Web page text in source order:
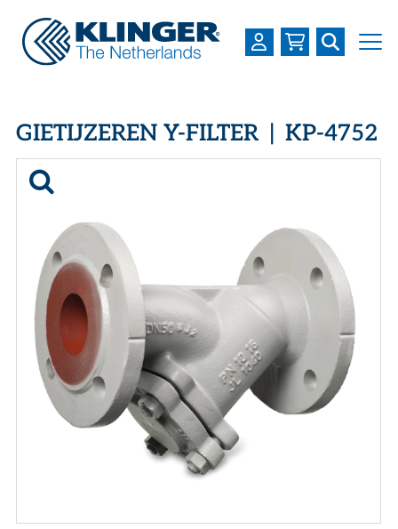
PRODUCTEN
INDUSTRIEËN
SERVICES
DOWNLOADS
LOGIN
REGISTREREN
WERKEN BIJ
CONTACT
GIETIJZEREN Y-FILTER | KP-4752